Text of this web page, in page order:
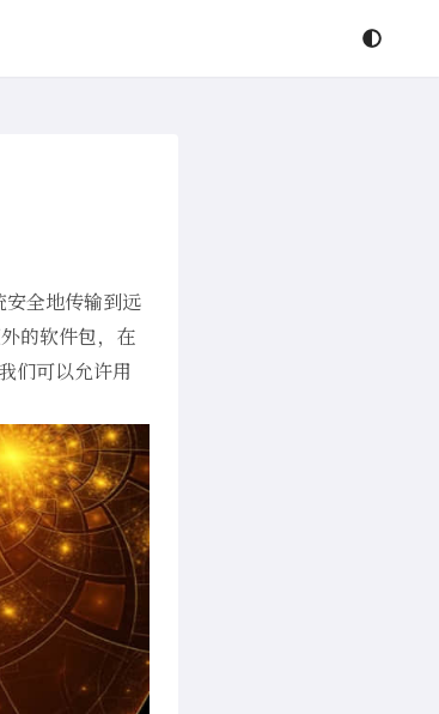
安全地传输到远
的软件包，在
们可以允许用